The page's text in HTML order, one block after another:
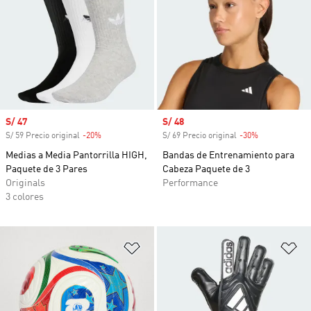
Precio de venta
S/ 47
S/ 59 Precio original -20%
Medias a Media Pantorrilla HIGH,
Paquete de 3 Pares
Originals
3 colores
Precio de venta
S/ 48
S/ 69 Precio original -30%
Bandas de Entrenamiento para
Cabeza Paquete de 3
Performance
Añadir a la lista de deseos